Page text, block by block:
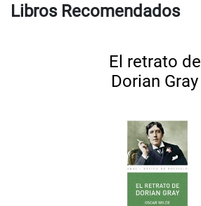
Libros Recomendados
El retrato de
Dorian Gray